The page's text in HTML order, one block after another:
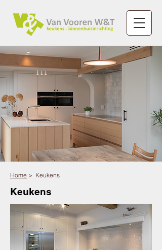
Home > Keukens
Keukens